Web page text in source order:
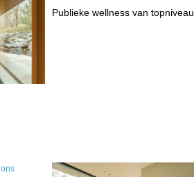
Publieke wellness van topniveau